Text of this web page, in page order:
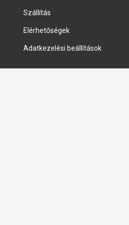
Szállítás
Elérhetőségek
Adatkezelési beállítások